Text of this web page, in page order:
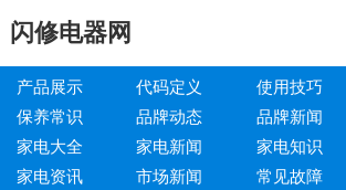
闪修电器网
产品展示 代码定义 使用技巧
保养常识
品牌动态 品牌新闻
家电大全
家电新闻 家电知识
家电资讯
市场新闻 常见故障